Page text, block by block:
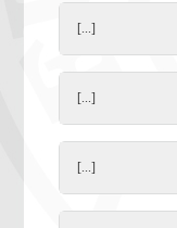
[...]
[...]
[...]